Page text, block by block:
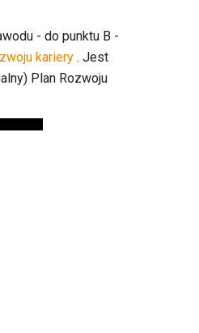
- do punktu B -
kariery . Jest
Plan Rozwoju